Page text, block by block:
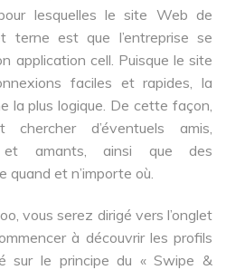
lesquelles le site Web de
terne est que l’entreprise se
application cell. Puisque le site
faciles et rapides, la
la plus logique. De cette façon,
chercher d’éventuels amis,
et amants, ainsi que des
quand et n’importe où.
vous serez dirigé vers l’onglet
à découvrir les profils
sur le principe du « Swipe &